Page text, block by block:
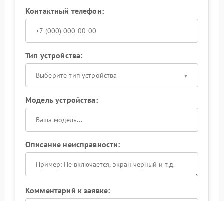
Контактный телефон:
Тип устройства:
Выберите тип устройства
Модель устройства:
Описание неисправности:
Комментарий к заявке: